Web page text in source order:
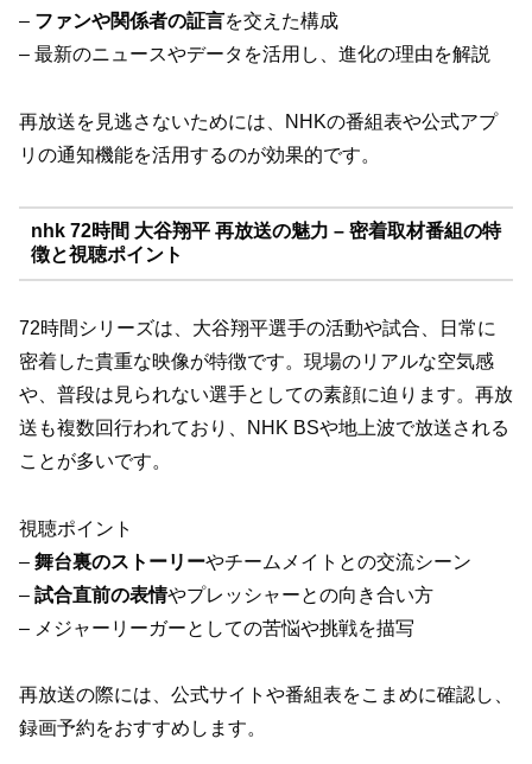
– ファンや関係者の証言を交えた構成
– 最新のニュースやデータを活用し、進化の理由を解説
再放送を見逃さないためには、NHKの番組表や公式アプ
リの通知機能を活用するのが効果的です。
nhk 72時間 大谷翔平 再放送の魅力 – 密着取材番組の特
徴と視聴ポイント
72時間シリーズは、大谷翔平選手の活動や試合、日常に
密着した貴重な映像が特徴です。現場のリアルな空気感
や、普段は見られない選手としての素顔に迫ります。再放
送も複数回行われており、NHK BSや地上波で放送される
ことが多いです。
視聴ポイント
– 舞台裏のストーリーやチームメイトとの交流シーン
– 試合直前の表情やプレッシャーとの向き合い方
– メジャーリーガーとしての苦悩や挑戦を描写
再放送の際には、公式サイトや番組表をこまめに確認し、
録画予約をおすすめします。